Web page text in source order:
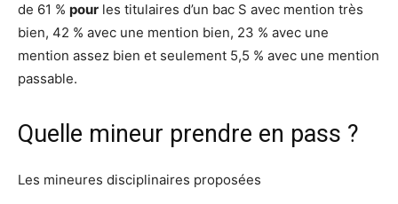
de 61 % pour les titulaires d’un bac S avec mention très
bien, 42 % avec une mention bien, 23 % avec une
mention assez bien et seulement 5,5 % avec une mention
passable.
Quelle mineur prendre en pass ?
Les mineures disciplinaires proposées